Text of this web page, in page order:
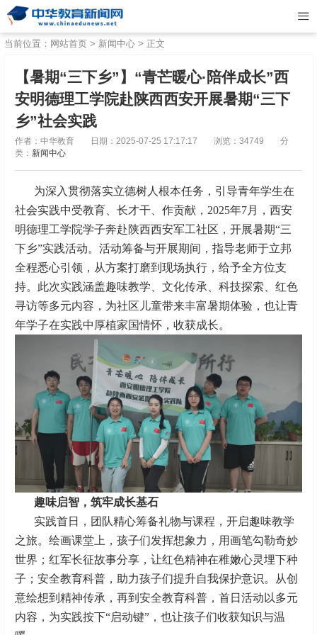
当前位置： 网站首页 > 新闻中心 > 正文
【暑期“三下乡”】“青芒暖心·陪伴成长”西
安明德理工学院赴陕西西安开展暑期“三下
乡”社会实践
作者：中华教育 日期：2025-07-25 17:17:17 浏览：34749
分
类： 新闻中心
为深入贯彻落实立德树人根本任务，引导青年学生在
社会实践中受教育、长才干、作贡献，2025年7月，西安
明德理工学院学子奔赴陕西西安军工社区，开展暑期“三
下乡”实践活动。活动筹备与开展期间，指导老师于立邦
全程悉心引领，从方案打磨到现场执行，给予全方位支
持。此次实践涵盖趣味教学、文化传承、科技探索、红色
寻访等多元内容，为社区儿童带来丰富暑期体验，也让青
年学子在实践中厚植家国情怀，收获成长。
趣味启智，筑牢成长基石
实践首日，团队精心筹备礼物与课程，开启趣味教学
之旅。绘画课堂上，孩子们发挥想象力，用画笔勾勒奇妙
世界；红军长征故事分享，让红色精神在稚嫩心灵埋下种
子；安全教育科普，助力孩子们提升自我保护意识。从创
意绘想到精神传承，再到安全教育科普，首日活动以多元
内容，为实践按下“启动键”，也让孩子们收获知识与温